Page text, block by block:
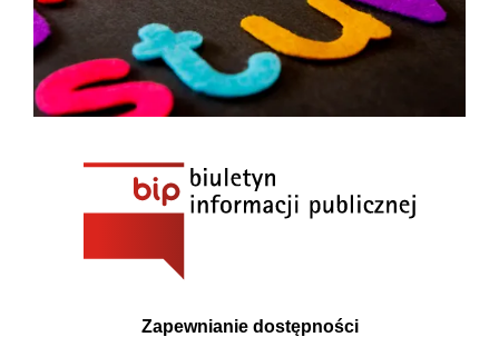
Zapewnianie dostępności